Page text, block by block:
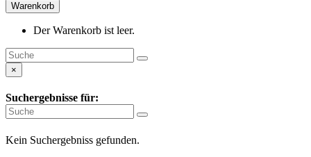
Warenkorb
Der Warenkorb ist leer.
×
Suchergebnisse für:
Kein Suchergebniss gefunden.